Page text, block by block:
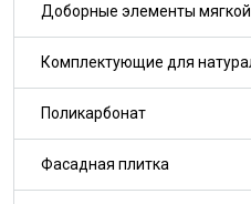
Доборные элементы
Комплектующие для
Поликарбонат
Фасадная плитка